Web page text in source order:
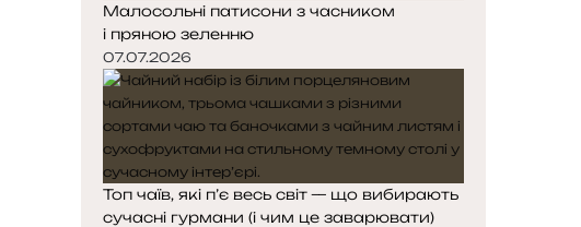
Малосольні патисони з часником
і пряною зеленню
07.07.2026
Топ чаїв, які п’є весь світ — що вибирають
сучасні гурмани (і чим це заварювати)